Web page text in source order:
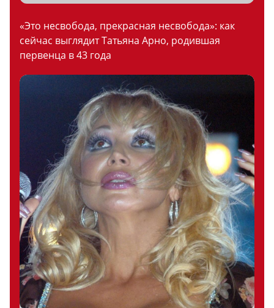
«Это несвобода, прекрасная несвобода»: как
сейчас выглядит Татьяна Арно, родившая
первенца в 43 года